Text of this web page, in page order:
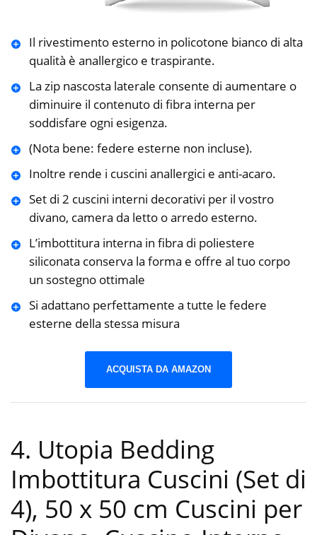
Il rivestimento esterno in policotone bianco di alta
qualità è anallergico e traspirante.
La zip nascosta laterale consente di aumentare o
diminuire il contenuto di fibra interna per
soddisfare ogni esigenza.
(Nota bene: federe esterne non incluse).
Inoltre rende i cuscini anallergici e anti-acaro.
Set di 2 cuscini interni decorativi per il vostro
divano, camera da letto o arredo esterno.
L’imbottitura interna in fibra di poliestere
siliconata conserva la forma e offre al tuo corpo
un sostegno ottimale
Si adattano perfettamente a tutte le federe
esterne della stessa misura
ACQUISTA DA AMAZON
4. Utopia Bedding
Imbottitura Cuscini (Set di
4), 50 x 50 cm Cuscini per